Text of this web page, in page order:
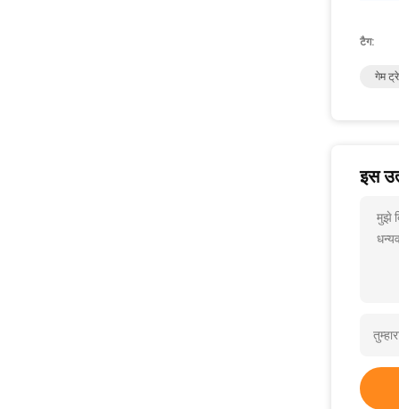
टैग:
गेम
इस
मुझे